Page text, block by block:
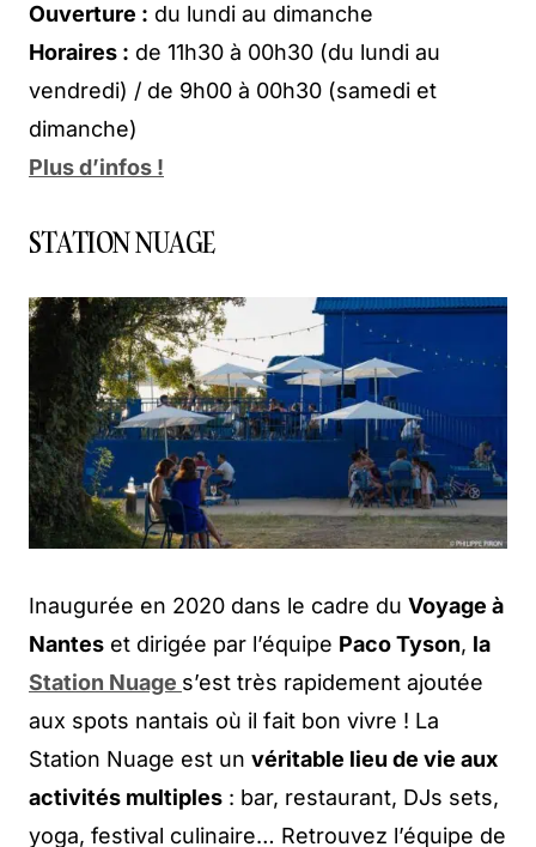
Ouverture : du lundi au dimanche
Horaires : de 11h30 à 00h30 (du lundi au
vendredi) / de 9h00 à 00h30 (samedi et
dimanche)
Plus d’infos !
STATION NUAGE
Inaugurée en 2020 dans le cadre du Voyage à
Nantes et dirigée par l’équipe Paco Tyson, la
Station Nuage s’est très rapidement ajoutée
aux spots nantais où il fait bon vivre ! La
Station Nuage est un véritable lieu de vie aux
activités multiples : bar, restaurant, DJs sets,
yoga, festival culinaire… Retrouvez l’équipe de